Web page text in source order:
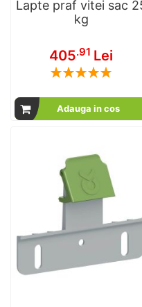
Lapte praf vitei sac
kg
405.91 Lei
Rating:
Adauga in cos